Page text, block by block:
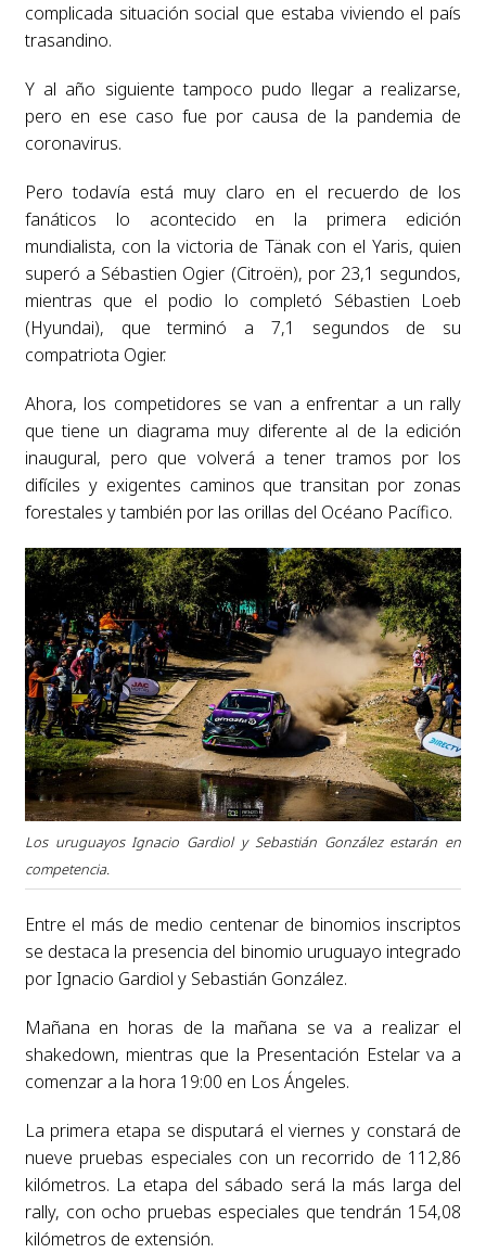
complicada situación social que estaba viviendo el país
trasandino.
Y al año siguiente tampoco pudo llegar a realizarse,
pero en ese caso fue por causa de la pandemia de
coronavirus.
Pero todavía está muy claro en el recuerdo de los
fanáticos lo acontecido en la primera edición
mundialista, con la victoria de Tänak con el Yaris, quien
superó a Sébastien Ogier (Citroën), por 23,1 segundos,
mientras que el podio lo completó Sébastien Loeb
(Hyundai), que terminó a 7,1 segundos de su
compatriota Ogier.
Ahora, los competidores se van a enfrentar a un rally
que tiene un diagrama muy diferente al de la edición
inaugural, pero que volverá a tener tramos por los
difíciles y exigentes caminos que transitan por zonas
forestales y también por las orillas del Océano Pacífico.
Los uruguayos Ignacio Gardiol y Sebastián González estarán en
competencia.
Entre el más de medio centenar de binomios inscriptos
se destaca la presencia del binomio uruguayo integrado
por Ignacio Gardiol y Sebastián González.
Mañana en horas de la mañana se va a realizar el
shakedown, mientras que la Presentación Estelar va a
comenzar a la hora 19:00 en Los Ángeles.
La primera etapa se disputará el viernes y constará de
nueve pruebas especiales con un recorrido de 112,86
kilómetros. La etapa del sábado será la más larga del
rally, con ocho pruebas especiales que tendrán 154,08
kilómetros de extensión.